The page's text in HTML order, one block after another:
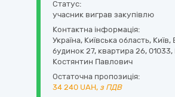
Статус:
учасник виграв закупівлю
Контактна інформація:
Україна, Київська область, Київ,
будинок 27, квартира 26, 01033,
Костянтин Павлович
Остаточна пропозиція:
34 240 UAH, з ПДВ